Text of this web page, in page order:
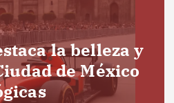
la belleza y
de México